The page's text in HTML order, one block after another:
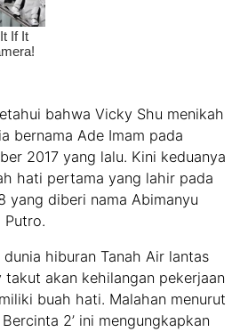
bahwa Vicky Shu menikah
bernama Ade Imam pada
2017 yang lalu. Kini keduanya
hati pertama yang lahir pada
yang diberi nama Abimanyu
Putro.
hiburan Tanah Air lantas
akan kehilangan pekerjaan
buah hati. Malahan menurut
2’ ini mengungkapkan